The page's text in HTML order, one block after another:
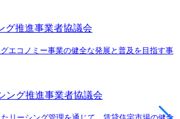
グ推進事業者協議会
エコノミー事業の健全な発展と普及を目指す事
ング推進事業者協議会